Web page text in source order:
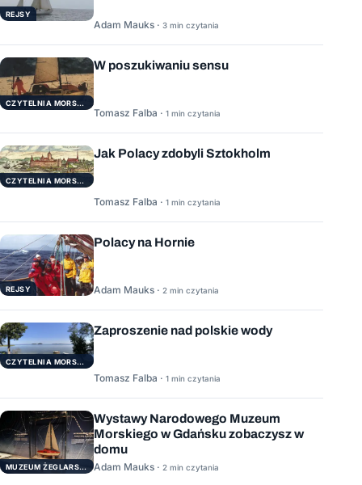
REJSY
Adam Mauks · 3 min czytania
CZYTELNIA MORSKA
W poszukiwaniu sensu
Tomasz Falba · 1 min czytania
CZYTELNIA MORSKA
Jak Polacy zdobyli Sztokholm
Tomasz Falba · 1 min czytania
REJSY
Polacy na Hornie
Adam Mauks · 2 min czytania
CZYTELNIA MORSKA
Zaproszenie nad polskie wody
Tomasz Falba · 1 min czytania
MUZEUM ŻEGLARSTWA POMORSKIEGO
Wystawy Narodowego Muzeum
Morskiego w Gdańsku zobaczysz w
domu
Adam Mauks · 2 min czytania